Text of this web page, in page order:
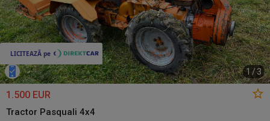
1/3
1.500 EUR
Tractor Pasquali 4x4